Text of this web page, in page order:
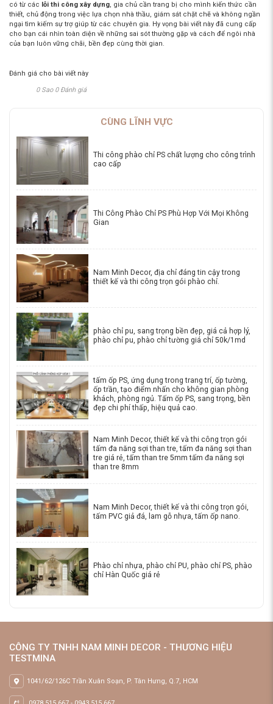
có từ các lỗi thi công xây dựng, gia chủ cần trang bị cho mình kiến thức cần
thiết, chủ động trong việc lựa chọn nhà thầu, giám sát chặt chẽ và không ngần
ngại tìm kiếm sự trợ giúp từ các chuyên gia. Hy vọng bài viết này đã cung cấp
cho bạn cái nhìn toàn diện về những sai sót thường gặp và cách để ngôi nhà
của bạn luôn vững chãi, bền đẹp cùng thời gian.
Đánh giá cho bài viết này
0 Sao 0 Đánh giá
CÙNG LĨNH VỰC
Thi công phào chỉ PS chất lượng cho công trình
cao cấp
Thi Công Phào Chỉ PS Phù Hợp Với Mọi Không
Gian
Nam Minh Decor, địa chỉ đáng tin cậy trong
thiết kế và thi công trọn gói phào chỉ.
phào chỉ pu, sang trọng bền đẹp, giá cả hợp lý,
phào chỉ pu, phào chỉ tường giá chỉ 50k/1md
tấm ốp PS, ứng dụng trong trang trí, ốp tường,
ốp trần, tạo điểm nhấn cho không gian phòng
khách, phòng ngủ. Tấm ốp PS, sang trọng, bền
đẹp chi phí thấp, hiệu quả cao.
Nam Minh Decor, thiết kế và thi công trọn gói
tấm đa năng sợi than tre, tấm đa năng sợi than
tre giá rẻ, tấm than tre 5mm tấm đa năng sợi
than tre 8mm
Nam Minh Decor, thiết kế và thi công trọn gói,
tấm PVC giả đá, lam gỗ nhựa, tấm ốp nano.
Phào chỉ nhựa, phào chỉ PU, phào chỉ PS, phào
chỉ Hàn Quốc giá rẻ
CÔNG TY TNHH NAM MINH DECOR - THƯƠNG HIỆU
TESTMINA
1041/62/126C Trần Xuân Soạn, P. Tân Hưng, Q.7, HCM